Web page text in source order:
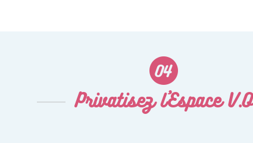
Privatisez l'Espace V.O